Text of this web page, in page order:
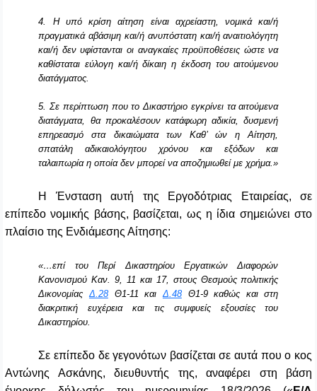
4. Η υπό κρίση αίτηση είναι αχρείαστη, νομικά και/ή
πραγματικά αβάσιμη και/ή ανυπόστατη και/ή αναιτιολόγητη
και/ή δεν υφίστανται οι αναγκαίες προϋποθέσεις ώστε να
καθίσταται εύλογη και/ή δίκαιη η έκδοση του αιτούμενου
διατάγματος.
5. Σε περίπτωση που το Δικαστήριο εγκρίνει τα αιτούμενα
διατάγματα, θα προκαλέσουν κατάφωρη αδικία, δυσμενή
επηρεασμό στα δικαιώματα των Καθ’ ών η Αίτηση,
σπατάλη αδικαιολόγητου χρόνου και εξόδων και
ταλαιπωρία η οποία δεν μπορεί να αποζημιωθεί με χρήμα.»
Η Ένσταση αυτή της Εργοδότριας Εταιρείας, σε
επίπεδο νομικής βάσης, βασίζεται, ως η ίδια σημειώνει στο
πλαίσιο της Ενδιάμεσης Αίτησης:
«…επί του Περί Δικαστηρίου Εργατικών Διαφορών
Κανονισμού Καν. 9, 11 και 17, στους Θεσμούς πολιτικής
ΔικονομίαςΔ.28Θ1-11 καιΔ.48Θ1-9 καθώς και στη
διακριτική ευχέρεια και τις συμφυείς εξουσίες του
Δικαστηρίου.
Σε επίπεδο δε γεγονότων βασίζεται σε αυτά που ο κος
Αντώνης Ασκάνης, διευθυντής της, αναφέρει στη βάση